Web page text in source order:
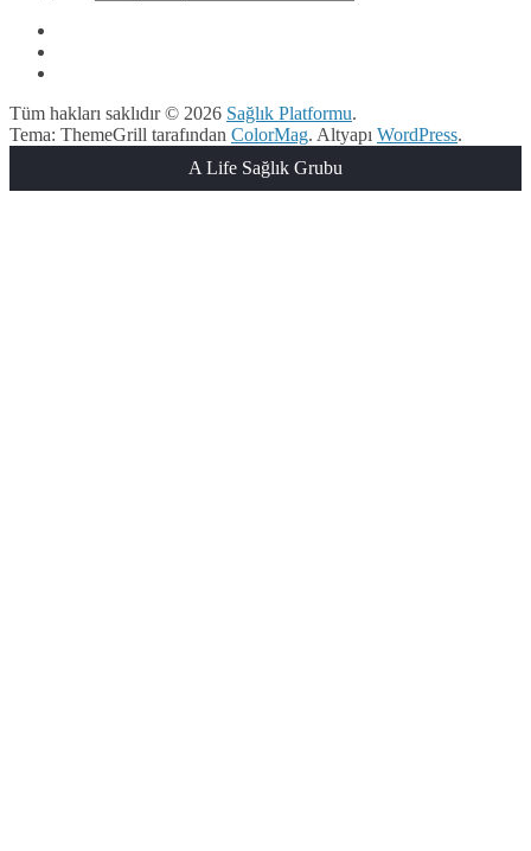
Tüm hakları saklıdır © 2026 Sağlık Platformu.
Tema: ThemeGrill tarafından ColorMag. Altyapı WordPress.
A Life Sağlık Grubu